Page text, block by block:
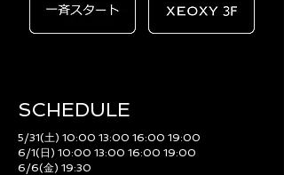
SCHEDULE​
5/31(土) 10:00 13:00 16:00 19:00
6/1(日) 10:00 13:00 16:00 19:00
6/6(金) 19:30